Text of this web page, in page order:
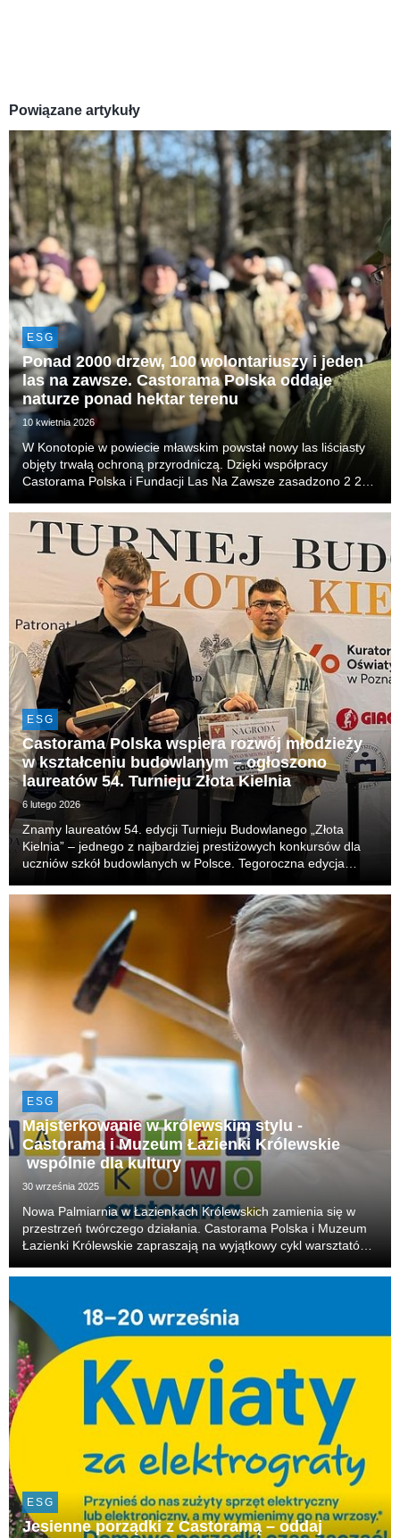
Powiązane artykuły
ESG
Ponad 2000 drzew, 100 wolontariuszy i jeden
las na zawsze. Castorama Polska oddaje
naturze ponad hektar terenu
10 kwietnia 2026
W Konotopie w powiecie mławskim powstał nowy las liściasty
objęty trwałą ochroną przyrodniczą. Dzięki współpracy
Castorama Polska i Fundacji Las Na Zawsze zasadzono 2 200
wody, stabilność gleby i bioróżnorodność ...
ESG
Castorama Polska wspiera rozwój młodzieży
w kształceniu budowlanym – ogłoszono
laureatów 54. Turnieju Złota Kielnia
6 lutego 2026
Znamy laureatów 54. edycji Turnieju Budowlanego „Złota
Kielnia” – jednego z najbardziej prestiżowych konkursów dla
uczniów szkół budowlanych w Polsce. Tegoroczna edycja
pełniła tym razem rolę sponsora general...
ESG
Majsterkowanie w królewskim stylu -
Castorama i Muzeum Łazienki Królewskie
wspólnie dla kultury
30 września 2025
Nowa Palmiarnia w Łazienkach Królewskich zamienia się w
przestrzeń twórczego działania. Castorama Polska i Muzeum
Łazienki Królewskie zapraszają na wyjątkowy cykl warsztatów
rzemiosłem.
ESG
Jesienne porządki z Castoramą – oddaj